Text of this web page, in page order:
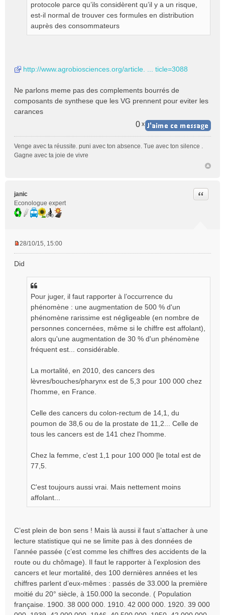
protocole parce qu’ils considèrent qu’il y a un risque,
est-il normal de trouver ces formules en distribution
auprès des consommateurs
http://www.agrobiosciences.org/article. ... ticle=3088
Ne parlons meme pas des complements bourrés de
composants de synthese que les VG prennent pour eviter les
carances
0 x
Venge avec ta réussite. puni avec ton absence. Tue avec ton silence .
Gagne avec ta joie de vivre
janic
Econologue expert
Citer
s
28/10/15, 15:00
Did
Pour juger, il faut rapporter à l’occurrence du
phénomène : une augmentation de 500 % d'un
phénomène rarissime est négligeable (en nombre de
personnes concernées, même si le chiffre est affolant),
alors qu'une augmentation de 30 % d'un phénomène
fréquent est... considérable.
La mortalité, en 2010, des cancers des
lèvres/bouches/pharynx est de 5,3 pour 100 000 chez
l'homme, en France.
Celle des cancers du colon-rectum de 14,1, du
poumon de 38,6 ou de la prostate de 11,2... Celle de
tous les cancers est de 141 chez l'homme.
Chez la femme, c'est 1,1 pour 100 000 [le total est de
77,5.
C'est toujours aussi vrai. Mais nettement moins
affolant...
C’est plein de bon sens ! Mais là aussi il faut s’attacher à une
lecture statistique qui ne se limite pas à des données de
l’année passée (c’est comme les chiffres des accidents de la
route ou du chômage). Il faut le rapporter à l’explosion des
cancers et leur mortalité, des 100 dernières années et les
chiffres parlent d’eux-mêmes : passés de 33.000 la première
moitié du 20° siècle, à 150.000 la seconde. ( Population
française. 1900. 38 000 000. 1910. 42 000 000. 1920. 39 000